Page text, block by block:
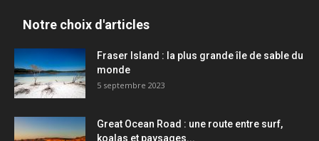
Notre choix d'articles
Fraser Island : la plus grande île de sable du
monde
5 septembre 2023
Great Ocean Road : une route entre surf,
koalas et paysages...